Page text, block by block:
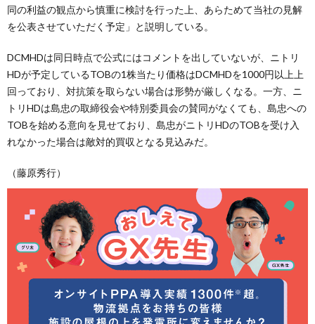
同の利益の観点から慎重に検討を行った上、あらためて当社の見解
を公表させていただく予定」と説明している。
DCMHDは同日時点で公式にはコメントを出していないが、ニトリ
HDが予定しているTOBの1株当たり価格はDCMHDを1000円以上上
回っており、対抗策を取らない場合は形勢が厳しくなる。一方、ニ
トリHDは島忠の取締役会や特別委員会の賛同がなくても、島忠への
TOBを始める意向を見せており、島忠がニトリHDのTOBを受け入
れなかった場合は敵対的買収となる見込みだ。
（藤原秀行）